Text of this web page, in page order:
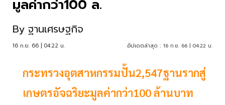
มูลค่ากว่า100 ล.
By ฐานเศรษฐกิจ
16 ก.ย. 66 | 04:22 น. อัปเดตล่าสุด : 16 ก.ย. 66 | 04:22 น.
กระทรวงอุตสาหกรรมปั้น2,547ฐานรากสู่
เกษตรอัจฉริยะมูลค่ากว่า100 ล้านบาท